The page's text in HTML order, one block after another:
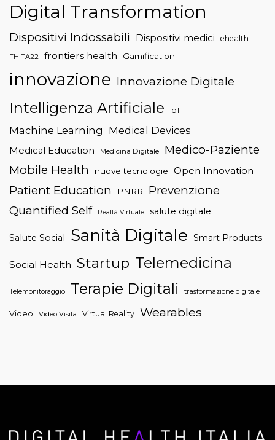
Digital Transformation
Dispositivi Indossabili Dispositivi medici ehealth
FHITA22 frontiers health Gamification
innovazione Innovazione Digitale
Intelligenza Artificiale IoT
Machine Learning Medical Devices
Medical Education Medicina Digitale
Medico-Paziente
Mobile Health
nuove tecnologie Open Innovation
Patient Education PNRR
Prevenzione
Quantified Self
Realtà Virtuale salute digitale
Salute Social Sanità Digitale Smart Products
Social Health Startup Telemedicina
Telemonitoraggio Terapie Digitali trasformazione digitale
Video Video Visita Virtual Reality Wearables